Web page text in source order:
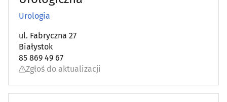
Medyczna aparatura i materiały
Medyczny i rehabilitacyjny sprzęt
Nefrologia (5)
Neurochirurgia(4)
Urologia
ul. Fabryczna 27
Białystok
85 869 49 67
Zgłoś do aktualizacji